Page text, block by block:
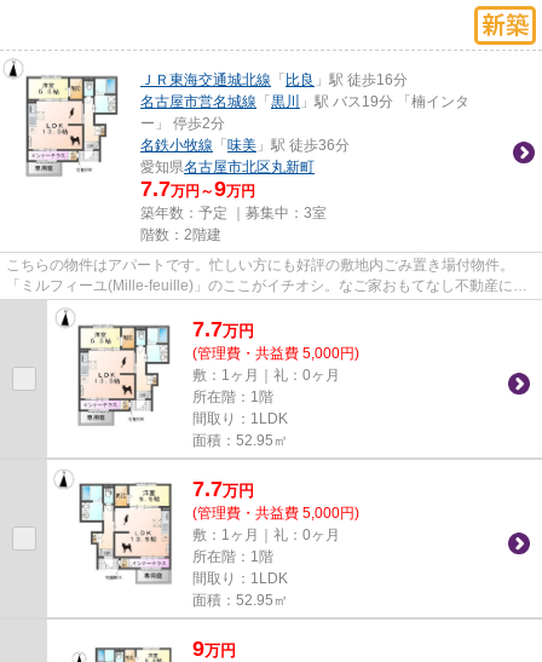
ＪＲ東海交通城北線 「 比良 」駅 徒歩16分
名古屋市営名城線 「 黒川
」駅 バス19分 「楠インタ
ー」 停歩2分
名鉄小牧線 「 味美 」駅 徒歩36分
愛知県名古屋市北区丸新町
7.7万円～9万円
築年数：予定 ｜募集中： 3室
階数：2階建
こちらの物件はアパートです。忙しい方にも好評の敷地内ごみ置き場付物件。
「ミルフィーユ(Mille-feuille)」のここがイチオシ。なご家おもてなし不動産に
は、地域に詳しく経験豊富なス...
7.7万円
(管理費・共益費 5,000円)
敷：1ヶ月｜礼：0ヶ月
所在階：1階
間取り：1LDK
面積：52.95㎡
7.7万円
(管理費・共益費 5,000円)
敷：1ヶ月｜礼：0ヶ月
所在階：1階
間取り：1LDK
面積：52.95㎡
9万円